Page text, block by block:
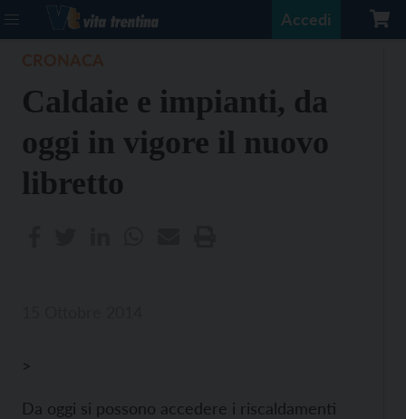
Accedi
Caldaie e impianti, da
oggi in vigore il nuovo
libretto
>
Da oggi si possono accedere i riscaldamenti